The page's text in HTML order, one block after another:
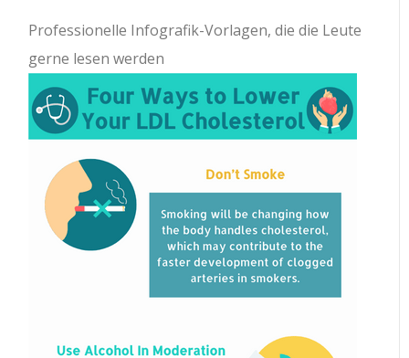
Professionelle Infografik-Vorlagen, die die Leute
gerne lesen werden